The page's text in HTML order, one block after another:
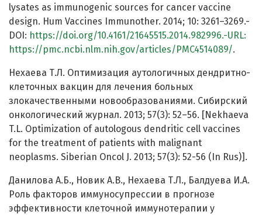
lysates as immunogenic sources for cancer vaccine
design. Hum Vaccines Immunother. 2014; 10: 3261–3269.-
DOI: https://doi.org/10.4161/21645515.2014.982996.-URL:
https://pmc.ncbi.nlm.nih.gov/articles/PMC4514089/.
Нехаева Т.Л. Оптимизация аутологичных дендритно-
клеточных вакцин для лечения больных
злокачественными новообразованиями. Сибирский
онкологический журнал. 2013; 57(3): 52–56. [Nekhaeva
T.L. Optimization of autologous dendritic cell vaccines
for the treatment of patients with malignant
neoplasms. Siberian Oncol J. 2013; 57(3): 52-56 (In Rus)].
Данилова А.Б., Новик А.В., Нехаева Т.Л., Балдуева И.А.
Роль факторов иммуносупрессии в прогнозе
эффективности клеточной иммунотерапии у